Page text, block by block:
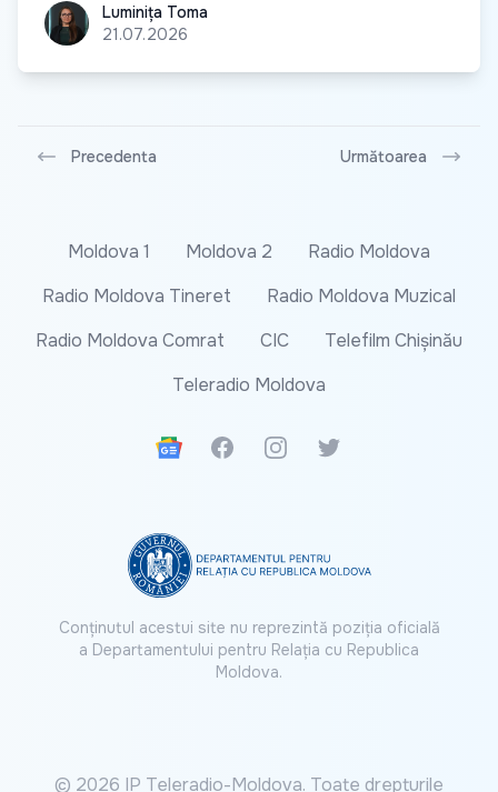
Luminița Toma
Luminița Toma
21.07.2026
Precedenta Următoarea
Moldova 1 Moldova 2
Radio Moldova
Radio Moldova Tineret
Radio Moldova Muzical
Radio Moldova Comrat
CIC
Telefilm Chișinău
Teleradio Moldova
Google News
FacebookInstagramTwitter
Conținutul acestui site nu reprezintă poziția oficială
a Departamentului pentru Relația cu Republica
Moldova.
© 2026 IP Teleradio-Moldova. Toate drepturile